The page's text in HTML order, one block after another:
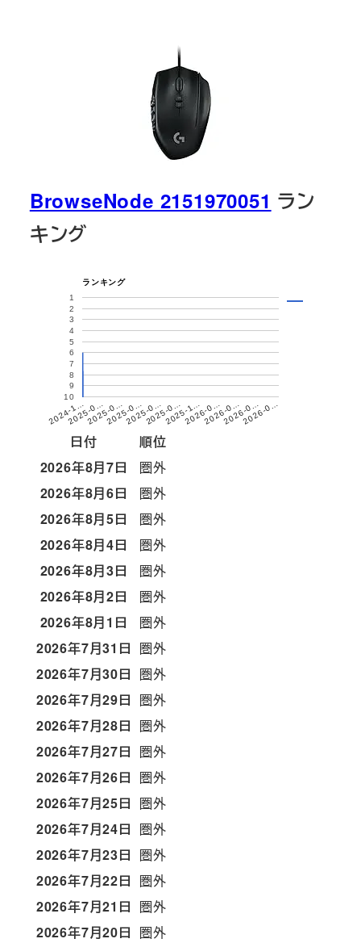
BrowseNode 2151970051 ラン
キング
ランキング
2024-1…2025-0…2025-0…2025-0…2025-0…2025-0…2025-1…2026-0…2026-0…2026-0…2026-0…
1
2
3
4
5
6
7
8
9
10
日付
順位
2026年8月7日
圏外
2026年8月6日
圏外
2026年8月5日
圏外
2026年8月4日
圏外
2026年8月3日
圏外
2026年8月2日
圏外
2026年8月1日
圏外
2026年7月31日 圏外
2026年7月30日 圏外
2026年7月29日 圏外
2026年7月28日 圏外
2026年7月27日 圏外
2026年7月26日 圏外
2026年7月25日 圏外
2026年7月24日 圏外
2026年7月23日 圏外
2026年7月22日 圏外
2026年7月21日 圏外
2026年7月20日 圏外